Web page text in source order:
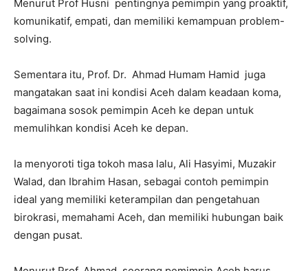
Menurut Prof Husni pentingnya pemimpin yang proaktif,
komunikatif, empati, dan memiliki kemampuan problem-
solving.
Sementara itu, Prof. Dr. Ahmad Humam Hamid juga
mangatakan saat ini kondisi Aceh dalam keadaan koma,
bagaimana sosok pemimpin Aceh ke depan untuk
memulihkan kondisi Aceh ke depan.
Ia menyoroti tiga tokoh masa lalu, Ali Hasyimi, Muzakir
Walad, dan Ibrahim Hasan, sebagai contoh pemimpin
ideal yang memiliki keterampilan dan pengetahuan
birokrasi, memahami Aceh, dan memiliki hubungan baik
dengan pusat.